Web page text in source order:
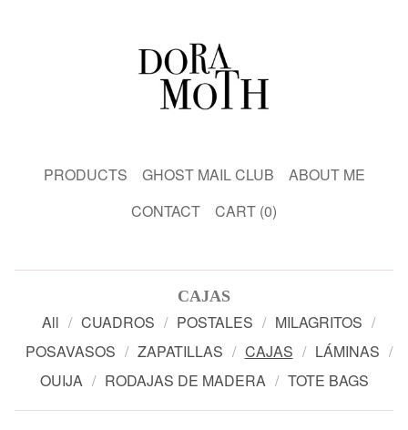
PRODUCTS GHOST MAIL CLUB
ABOUT ME
CONTACT
CART (0)
CAJAS
All CUADROS POSTALES
MILAGRITOS
POSAVASOS
ZAPATILLAS CAJAS
LÁMINAS
OUIJA
RODAJAS DE MADERA TOTE BAGS